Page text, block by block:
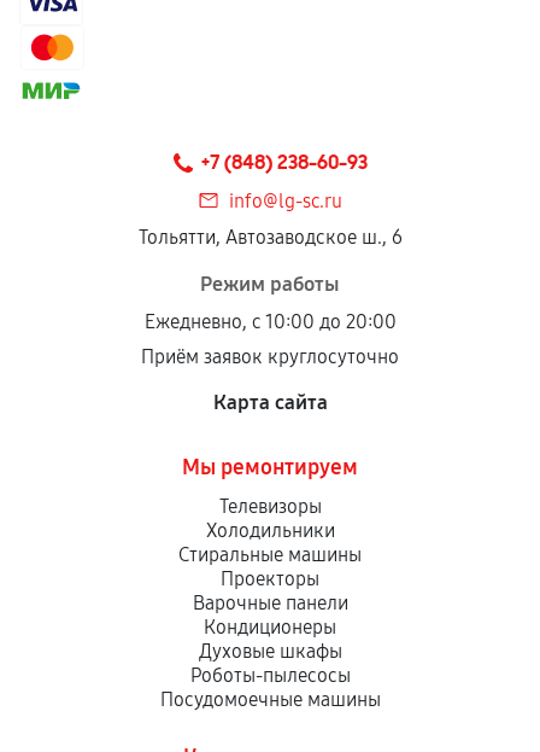
+7 (848) 238-60-93
info@lg-sc.ru
Тольятти, Автозаводское ш., 6
Режим работы
Ежедневно, с 10:00 до 20:00
Приём заявок круглосуточно
Карта сайта
Мы ремонтируем
Телевизоры
Холодильники
Стиральные машины
Проекторы
Варочные панели
Кондиционеры
Духовые шкафы
Роботы-пылесосы
Посудомоечные машины